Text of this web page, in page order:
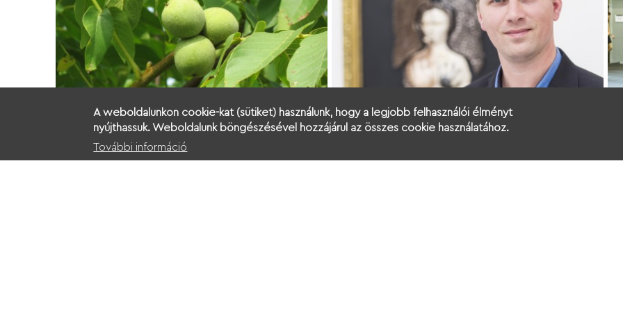
A keramikus: Cseh Péter Oláh Attila, néptáncos
A weboldalunkon cookie-kat (sütiket) használunk, hogy a legjobb felhasználói élményt
nyújthassuk. Weboldalunk böngészésével hozzájárul az összes cookie használatához.
További információ